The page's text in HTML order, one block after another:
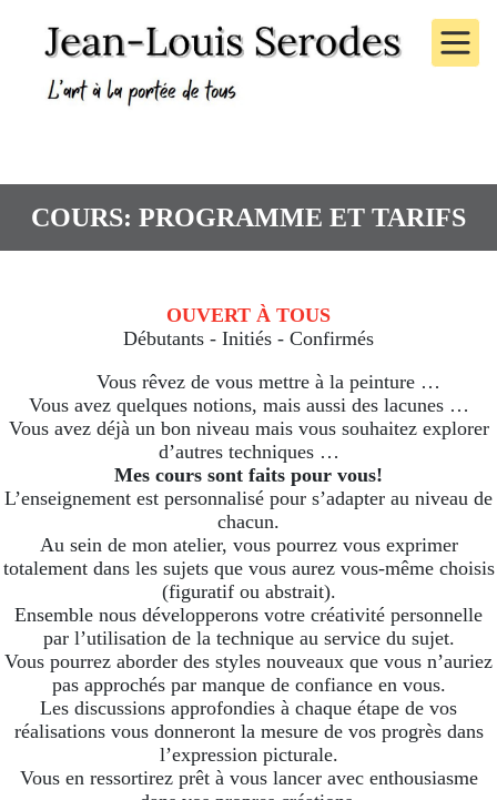
COURS: PROGRAMME ET TARIFS
OUVERT À TOUS
Débutants - Initiés - Confirmés
Vous rêvez de vous mettre à la peinture …
Vous avez quelques notions, mais aussi des lacunes …
Vous avez déjà un bon niveau mais vous souhaitez explorer
d’autres techniques …
Mes cours sont faits pour vous!
L’enseignement est personnalisé pour s’adapter au niveau de
chacun.
Au sein de mon atelier, vous pourrez vous exprimer
totalement dans les sujets que vous aurez vous-même choisis
(figuratif ou abstrait).
Ensemble nous développerons votre créativité personnelle
par l’utilisation de la technique au service du sujet.
Vous pourrez aborder des styles nouveaux que vous n’auriez
pas approchés par manque de confiance en vous.
Les discussions approfondies à chaque étape de vos
réalisations vous donneront la mesure de vos progrès dans
l’expression picturale.
Vous en ressortirez prêt à vous lancer avec enthousiasme